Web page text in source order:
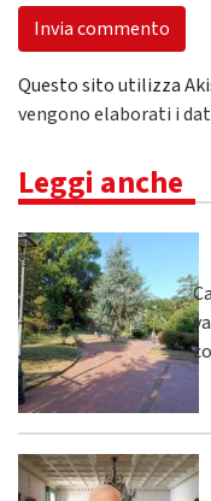
Questo sito utilizza
vengono elaborati i
Leggi anche